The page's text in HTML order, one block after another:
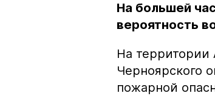
На большей
вероятность
На территории
Черноярского
пожарной